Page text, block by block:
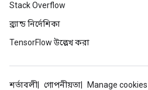
Stack Overflow
ব্র্যান্ড নির্দেশিকা
TensorFlow উল্লেখ করা
শর্তাবলী গোপনীয়তা
Manage cookies